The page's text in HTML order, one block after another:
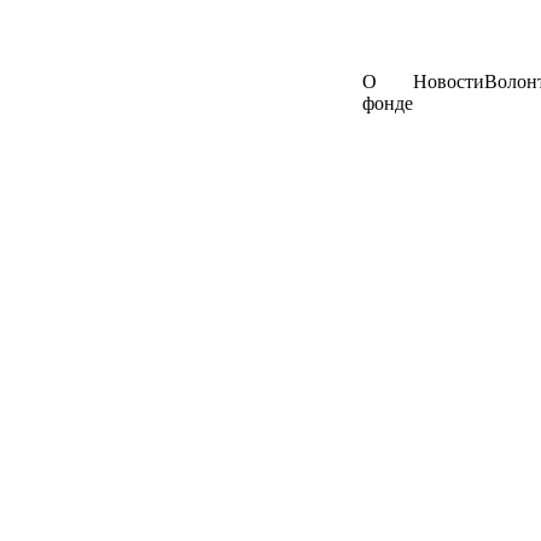
О
фонде
Новости